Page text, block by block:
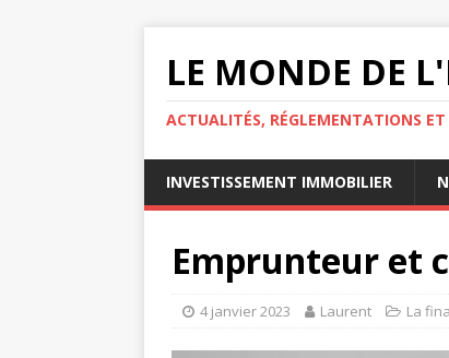
LE MONDE DE
ACTUALITÉS, RÉGLEMENTATIONS
INVESTISSEMENT IMMOBILIER
Emprunteur et
4 janvier 2023 Laurent La